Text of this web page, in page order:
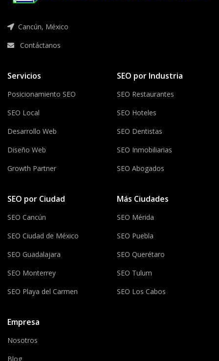
Cancún, México
Contáctanos
Servicios
Posicionamiento SEO
SEO Local
Desarrollo Web
Diseño Web
Growth Partner
SEO por Industria
SEO Restaurantes
SEO Hoteles
SEO Dentistas
SEO Inmobiliarias
SEO Abogados
SEO por Ciudad
SEO Cancún
SEO Ciudad de México
SEO Guadalajara
SEO Monterrey
SEO Playa del Carmen
Más Ciudades
SEO Mérida
SEO Puebla
SEO Querétaro
SEO Tulum
SEO Los Cabos
Empresa
Nosotros
Blog